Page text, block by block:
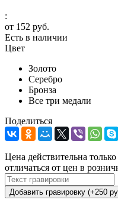
:
от 152 руб.
Есть в наличии
Цвет
Золото
Серебро
Бронза
Все три медали
Поделиться
Цена действительна
отличаться от цен в
Добавить гравировку (+250